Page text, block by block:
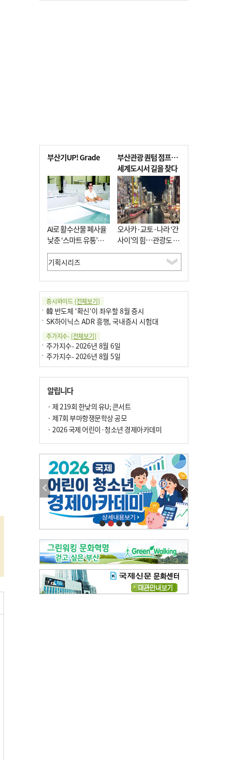
부산기UP! Grade
AI로 활수산물 폐사율
낮춘 ‘스마트 유통’…
사막·산악지대 수출
도전
부산관광 퀀텀 점프…
세계도시서 길을 찾다
오사카·교토·나라 ‘간
사이’의 힘…관광도 뭉
쳐야 흥한다
증시와이드 [전체보기]
韓 반도체 ‘확신’이 좌우할 8월 증시
SK하이닉스 ADR 흥행, 국내증시 시험대
주가지수- [전체보기]
주가지수- 2026년 8월 6일
주가지수- 2026년 8월 5일
알립니다
· 제 219회 한낮의 유U; 콘서트
· 제7회 부마항쟁문학상 공모
· 2026 국제 어린이·청소년 경제아카데미